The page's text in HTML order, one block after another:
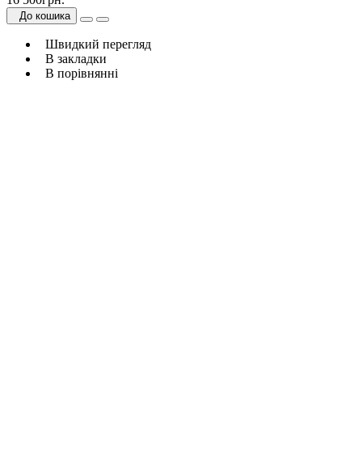
До кошика
Швидкий перегляд
В закладки
В порівнянні